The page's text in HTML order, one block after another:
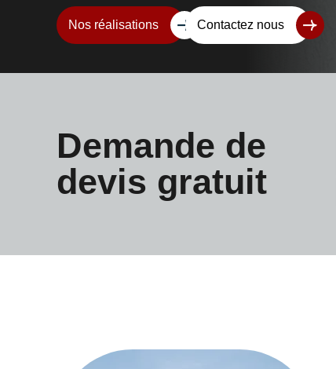
Nos réalisations Contactez nous
Demande de
devis gratuit